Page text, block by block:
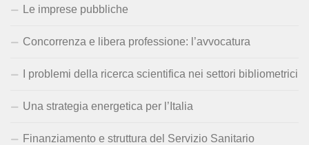
Le imprese pubbliche
Concorrenza e libera professione: l’avvocatura
I problemi della ricerca scientifica nei settori bibliometrici
Una strategia energetica per l’Italia
Finanziamento e struttura del Servizio Sanitario